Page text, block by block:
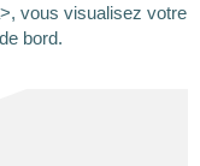
vous visualisez votre
bord.